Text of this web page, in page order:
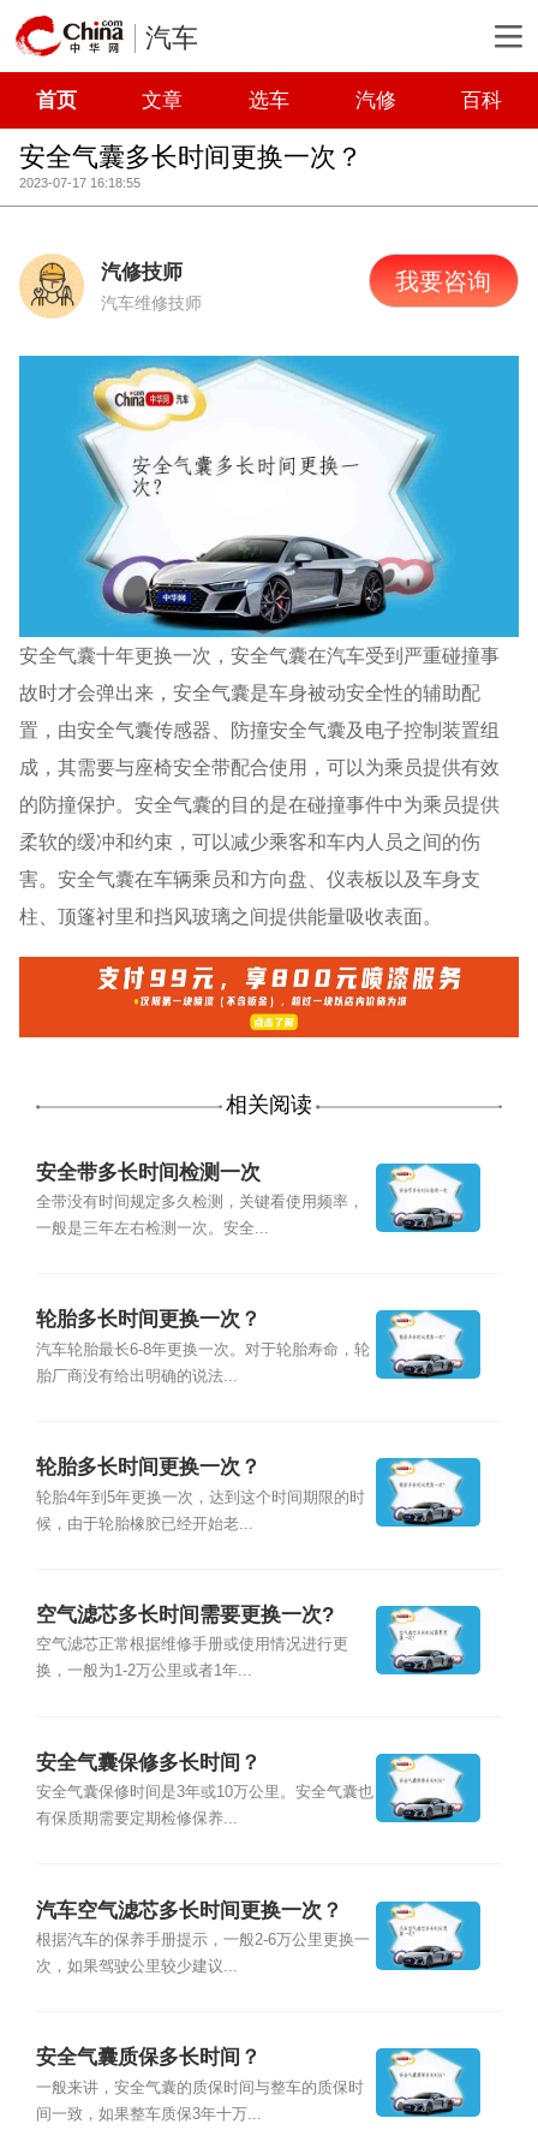
汽车
首页 文章 选车 汽修 百科
安全气囊多长时间更换一次？
2023-07-17 16:18:55
汽修技师
汽车维修技师
我要咨询
安全气囊十年更换一次，安全气囊在汽车受到严重碰撞事
故时才会弹出来，安全气囊是车身被动安全性的辅助配
置，由安全气囊传感器、防撞安全气囊及电子控制装置组
成，其需要与座椅安全带配合使用，可以为乘员提供有效
的防撞保护。安全气囊的目的是在碰撞事件中为乘员提供
柔软的缓冲和约束，可以减少乘客和车内人员之间的伤
害。安全气囊在车辆乘员和方向盘、仪表板以及车身支
柱、顶篷衬里和挡风玻璃之间提供能量吸收表面。
相关阅读
安全带多长时间检测一次
全带没有时间规定多久检测，关键看使用频率，
一般是三年左右检测一次。安全...
轮胎多长时间更换一次？
汽车轮胎最长6-8年更换一次。对于轮胎寿命，轮
胎厂商没有给出明确的说法...
轮胎多长时间更换一次？
轮胎4年到5年更换一次，达到这个时间期限的时
候，由于轮胎橡胶已经开始老...
空气滤芯多长时间需要更换一次?
空气滤芯正常根据维修手册或使用情况进行更
换，一般为1-2万公里或者1年...
安全气囊保修多长时间？
安全气囊保修时间是3年或10万公里。安全气囊也
有保质期需要定期检修保养...
汽车空气滤芯多长时间更换一次？
根据汽车的保养手册提示，一般2-6万公里更换一
次，如果驾驶公里较少建议...
安全气囊质保多长时间？
一般来讲，安全气囊的质保时间与整车的质保时
间一致，如果整车质保3年十万...